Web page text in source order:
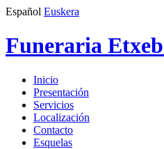
Español Euskera
Funeraria
Inicio
Presentación
Servicios
Localización
Contacto
Esquelas